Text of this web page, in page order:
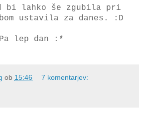
bi lahko še zgubila pri
ustavila za danes. :D
Pa lep dan :*
ob 15:46 7 komentarjev: